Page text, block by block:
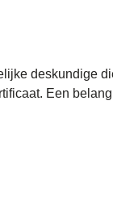
deskundige
Een